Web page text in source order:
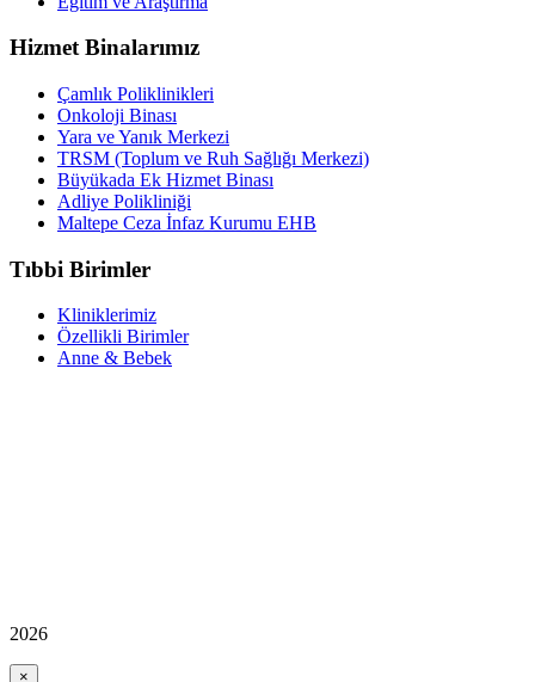
Hizmet Binalarımız
Çamlık Poliklinikleri
Onkoloji Binası
Yara ve Yanık Merkezi
TRSM (Toplum ve Ruh Sağlığı Merkezi)
Büyükada Ek Hizmet Binası
Adliye Polikliniği
Maltepe Ceza İnfaz Kurumu EHB
Tıbbi Birimler
Kliniklerimiz
Özellikli Birimler
Anne & Bebek
2026
×